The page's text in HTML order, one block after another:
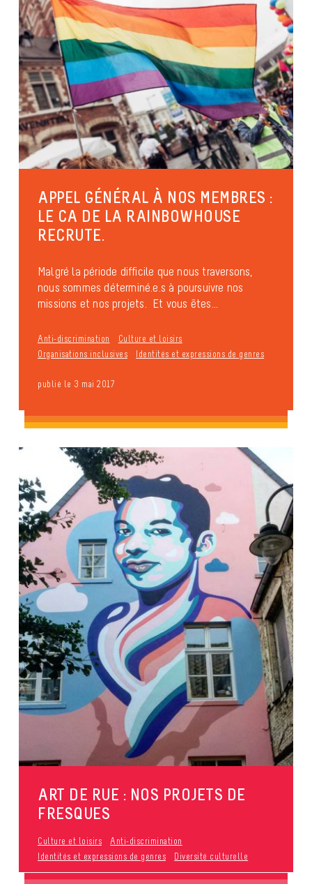
APPEL GÉNÉRAL À NOS MEMBRES :
LE CA DE LA RAINBOWHOUSE
RECRUTE.
Malgré la période difficile que nous traversons,
nous sommes déterminé.e.s à poursuivre nos
missions et nos projets. Et vous êtes...
Anti-discrimination
Culture et loisirs
Organisations inclusives
Identités et expressions de genres
publié le 3 mai 2017
ART DE RUE : NOS PROJETS DE
FRESQUES
Culture et loisirs
Anti-discrimination
Identités et expressions de genres
Diversité culturelle